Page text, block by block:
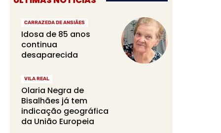
CARRAZEDA DE ANSIÃES
Idosa de 85 anos
continua
desaparecida
VILA REAL
Olaria Negra de
Bisalhães já tem
indicação geográfica
da União Europeia